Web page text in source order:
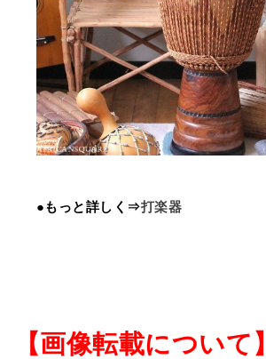
●もっと詳しく⇒打楽器
【画像転載について】